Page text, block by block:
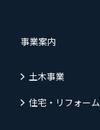
事業案内
土木事業
住宅・リフォーム